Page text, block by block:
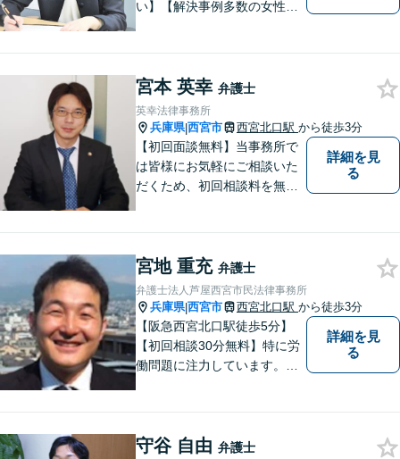
い】【解決事例多数の女性弁
神戸・西宮・尼崎・芦屋でお
困りの女性はぜひご相談くだ
さい。【完全個室・お子様も
歓迎】
宮本 英幸 弁護士
英幸法律事務所
兵庫県|西宮市 西宮北口駅 から徒歩3分
【初回面談無料】当事務所で
は皆様にお気軽にご相談いた
だくため、初回相談料を無料
女問題／建築問題など、貴方
にとって最善の解決に向けて
尽力します。【当日／夜間対
応可】
詳細を見
る
宮地 重充 弁護士
弁護士法人芦屋西宮市民法律事務所
兵庫県|西宮市 西宮北口駅 から徒歩3分
【阪急西宮北口駅徒歩5分】
【初回相談30分無料】特に労
働問題に注力しています。残
民事事件，家事事件，刑事事
詳細を見
る
守谷 自由 弁護士